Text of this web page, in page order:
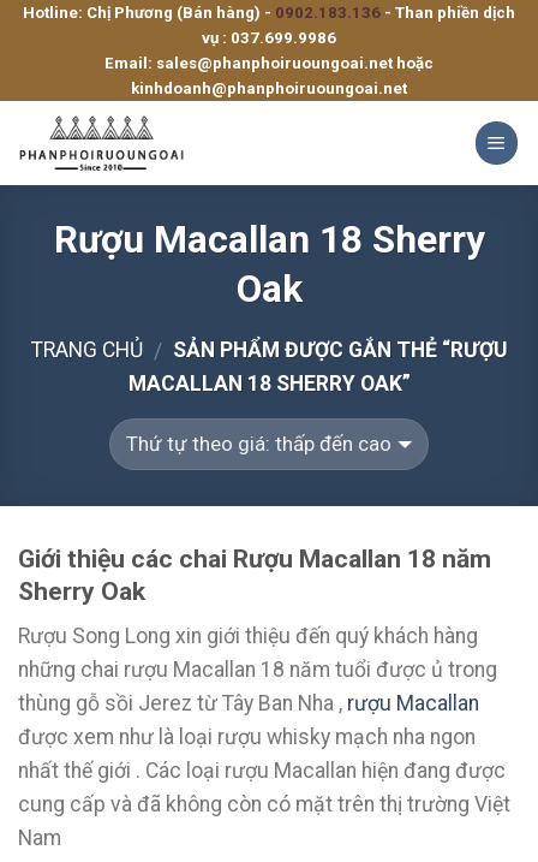
SkipHotline: Chị Phương (Bán hàng) - 0902.183.136 - Than phiền dịch
vụ : 037.699.9986
Email: sales@phanphoiruoungoai.net hoặc
kinhdoanh@phanphoiruoungoai.net
Rượu Macallan 18 Sherry
Oak
TRANG CHỦ / SẢN PHẨM ĐƯỢC GẮN THẺ “RƯỢU
MACALLAN 18 SHERRY OAK”
Giới thiệu các chai Rượu Macallan 18 năm
Sherry Oak
Rượu Song Long xin giới thiệu đến quý khách hàng
những chai rượu Macallan 18 năm tuổi được ủ trong
thùng gỗ sồi Jerez từ Tây Ban Nha , rượu Macallan
được xem như là loại rượu whisky mạch nha ngon
nhất thế giới . Các loại rượu Macallan hiện đang được
cung cấp và đã không còn có mặt trên thị trường Việt
Nam